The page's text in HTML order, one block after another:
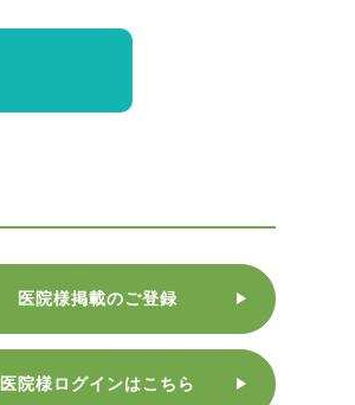
医院様掲載のご登録
医院様ログインはこちら